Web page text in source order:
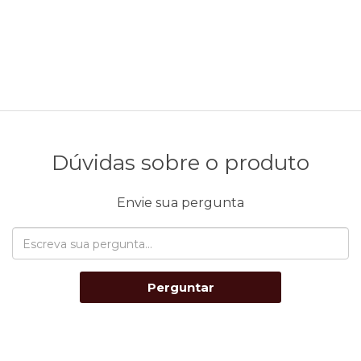
Dúvidas sobre o produto
Envie sua pergunta
Perguntar